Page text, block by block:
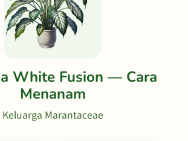
White Fusion — Cara
Menanam
Keluarga Marantaceae